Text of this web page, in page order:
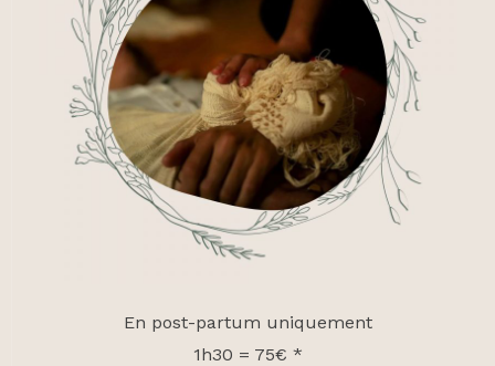
En post-partum uniquement
1h30 = 75€ *